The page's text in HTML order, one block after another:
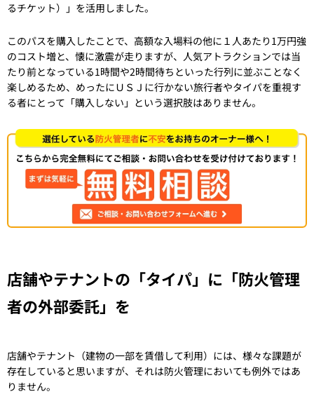
るチケット）」を活用しました。
このパスを購入したことで、高額な入場料の他に１人あたり1万円強
のコスト増と、懐に激震が走りますが、人気アトラクションでは当
たり前となっている1時間や2時間待ちといった行列に並ぶことなく
楽しめるため、めったにＵＳＪに行かない旅行者やタイパを重視す
る者にとって「購入しない」という選択肢はありません。
店舗やテナントの「タイパ」に「防火管理
者の外部委託」を
店舗やテナント（建物の一部を賃借して利用）には、様々な課題が
存在していると思いますが、それは防火管理においても例外ではあ
りません。